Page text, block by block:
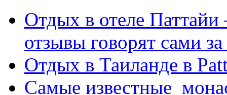
Отдых в отеле
отзывы говорят сами за
Отдых в Таиланде в
Самые известные